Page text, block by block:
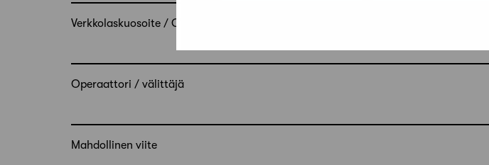
Verkkolaskuosoite / OVT-tunnus
Operaattori / välittäjä
Mahdollinen viite